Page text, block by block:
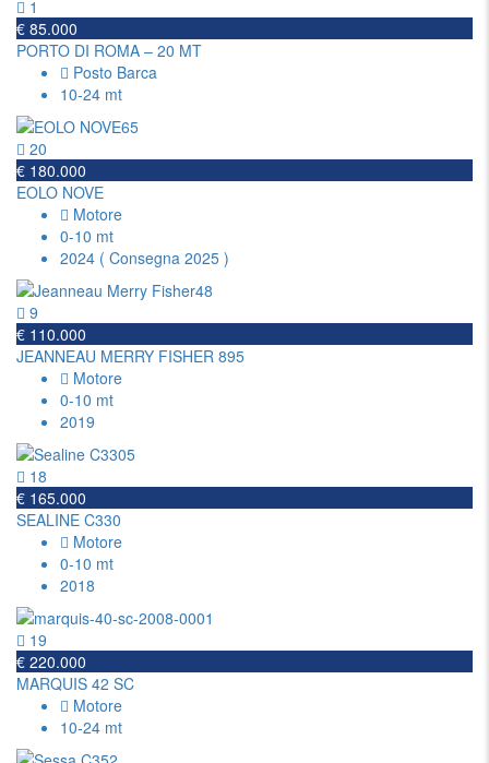
1
€ 85.000
PORTO DI ROMA – 20 MT
Posto Barca
10-24 mt
20
€ 180.000
EOLO NOVE
Motore
0-10 mt
2024 ( Consegna 2025 )
9
€ 110.000
JEANNEAU MERRY FISHER 895
Motore
0-10 mt
2019
18
€ 165.000
SEALINE C330
Motore
0-10 mt
2018
19
€ 220.000
MARQUIS 42 SC
Motore
10-24 mt